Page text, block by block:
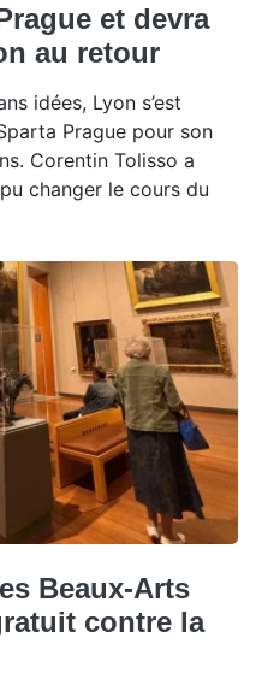
et devra
au retour
idées, Lyon s’est
Prague pour son
Corentin Tolisso a
changer le cours du
Beaux-Arts
contre la